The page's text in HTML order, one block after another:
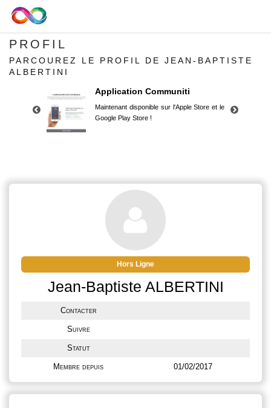
PROFIL
PARCOUREZ LE PROFIL DE JEAN-BAPTISTE
ALBERTINI
Application Communiti
Maintenant disponible sur l'Apple Store et le
Google Play Store !
Google Play Store !
Hors Ligne
Jean-Baptiste ALBERTINI
Contacter
Suivre
Statut
Membre depuis 01/02/2017